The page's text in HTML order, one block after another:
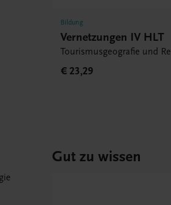
Bildung
Vernetzungen IV HLT
Tourismusgeografie und
€ 23,29
Gut zu wissen